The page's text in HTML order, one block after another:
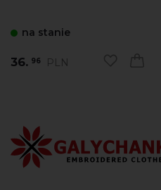
na stanie
36. 96 PLN